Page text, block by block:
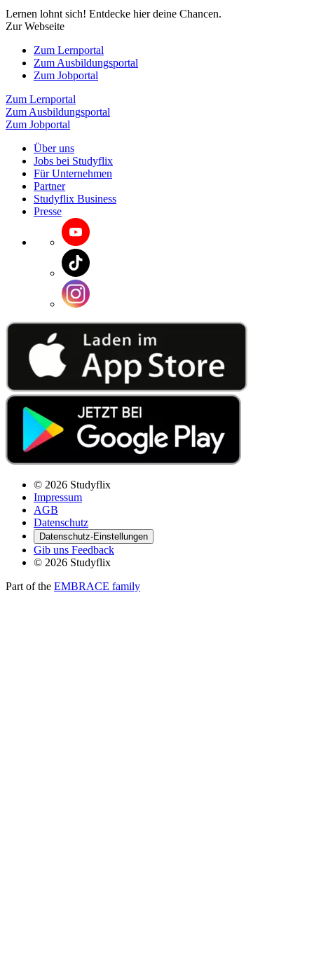
Lernen lohnt sich! Entdecke hier deine Chancen.
Zur Webseite
Zum Lernportal
Zum Ausbildungsportal
Zum Jobportal
Zum Lernportal
Zum Ausbildungsportal
Zum Jobportal
Über uns
Jobs bei Studyflix
Für Unternehmen
Partner
Studyflix Business
Presse
© 2026 Studyflix
Impressum
AGB
Datenschutz
Datenschutz-Einstellungen
Gib uns Feedback
© 2026 Studyflix
Part of the EMBRACE family